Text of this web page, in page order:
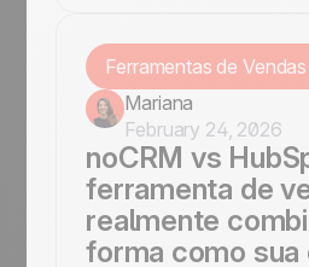
perfis de uso de cada
Ferramentas de
Mariana
February 24, 2026
noCRM vs
ferramenta de
realmente
forma como sua